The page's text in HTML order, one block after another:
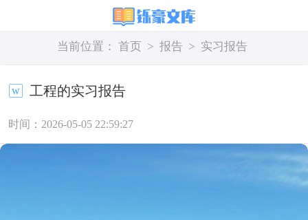
当前位置： 首页 > 报告 > 实习报告
工程的实习报告
时间：2026-05-05 22:59:27